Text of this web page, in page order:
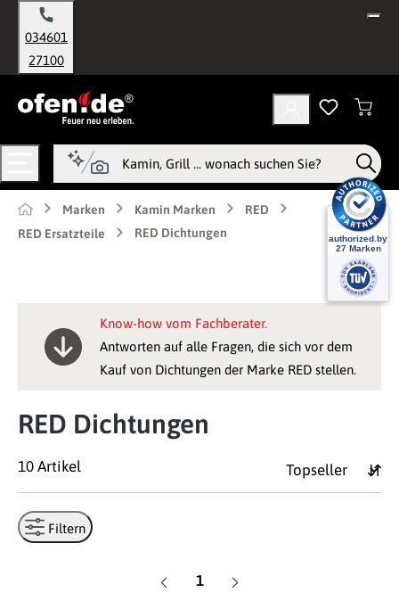
springen
034601
27100
Marken Kamin Marken
RED
RED Ersatzteile
RED Dichtungen
Know-how vom Fachberater.
Antworten auf alle Fragen, die sich vor dem
Kauf von Dichtungen der Marke RED stellen.
RED Dichtungen
10 Artikel
Filtern
Seite
1